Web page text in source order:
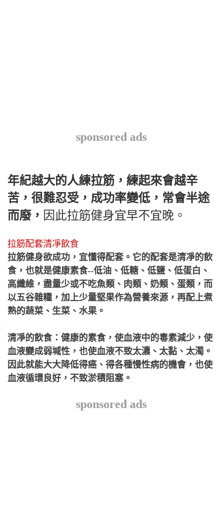
sponsored ads
年紀越大的人練拉筋，練起來會越辛
苦，很難忍受，成功率變低，常會半途
而廢， 因此拉筋健身宜早不宜晚。
拉筋配套清凈飲食
拉筋健身欲成功，宜懂得配套。它的配套是清凈的飲
食，也就是健康素食--低油、低糖、低鹽、低蛋白、
高纖維，盡量少或不吃魚類、肉類、奶類、蛋類，而
以五谷雜糧，加上少量堅果作為營養來源，再配上煮
熟的蔬菜、生菜、水果。
清凈的飲食：健康的素食，使血液中的毒素減少，使
血液變成弱堿性，也使血液不致太濃、太黏、太濁。
因此就能大大降低得癌、得各種慢性病的機會，也使
血液循環良好，不致淤積阻塞。
sponsored ads